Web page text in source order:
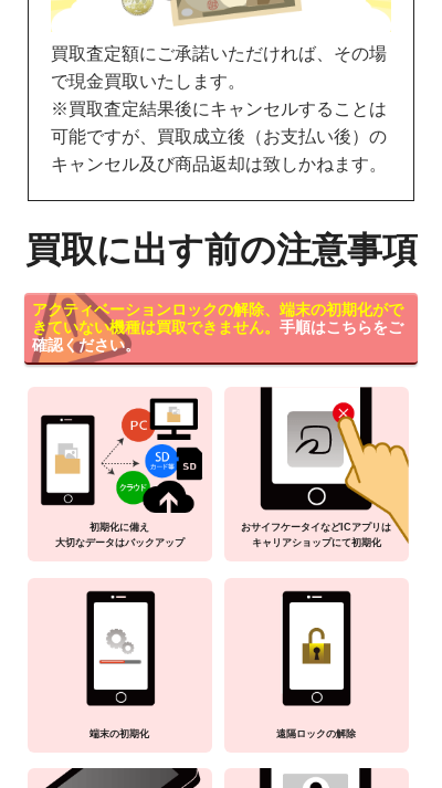
買取査定額にご承諾いただければ、その場
で現金買取いたします。
※買取査定結果後にキャンセルすることは
可能ですが、買取成立後（お支払い後）の
キャンセル及び商品返却は致しかねます。
買取に出す前の注意事項
アクティベーションロックの解除、端末の初期化がで
きていない機種は買取できません。 手順はこちらをご
確認ください。
初期化に備え
大切なデータはバックアップ
おサイフケータイなどICアプリは
キャリアショップにて初期化
端末の初期化 遠隔ロックの解除